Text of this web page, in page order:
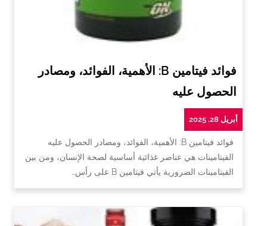
فوائد فيتامين B: الأهمية، الفوائد، ومصادر
الحصول عليه
أبريل 28, 2025
فوائد فيتامين B: الأهمية، الفوائد، ومصادر الحصول عليه
الفيتامينات هي عناصر غذائية أساسية لصحة الإنسان، ومن بين
الفيتامينات الضرورية يأتي فيتامين B على رأس…